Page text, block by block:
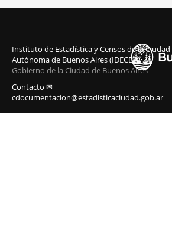
Instituto de Estadística y Censos de la Ciudad
Autónoma de Buenos Aires (IDECBA)
Gobierno de la Ciudad de Buenos Aires
Contacto ✉
cdocumentacion@estadisticaciudad.gob.ar